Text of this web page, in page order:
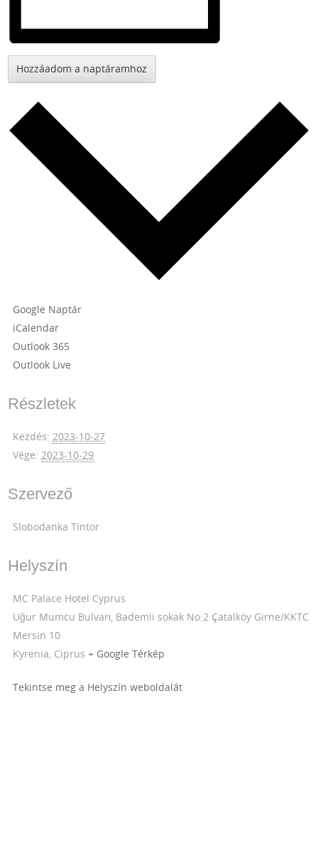
Hozzáadom a naptáramhoz
Google Naptár
iCalendar
Outlook 365
Outlook Live
Részletek
Kezdés: 2023-10-27
Vége: 2023-10-29
Szervező
Slobodanka Tintor
Helyszín
MC Palace Hotel Cyprus
Uğur Mumcu Bulvarı, Bademli sokak No:2 Çatalköy Girne/KKTC
Mersin 10
Kyrenia, Ciprus + Google Térkép
Tekintse meg a Helyszín weboldalát